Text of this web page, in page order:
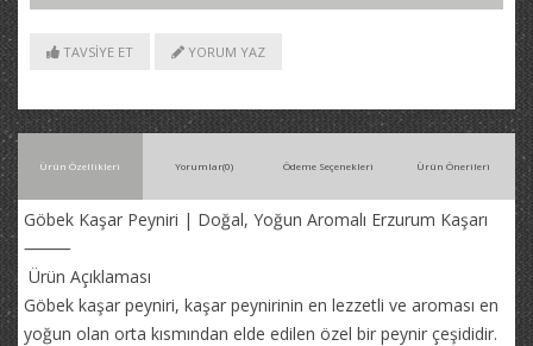
TAVSİYE ET YORUM YAZ
Ürün Özellikleri Yorumlar(0) Ödeme Seçenekleri Ürün Önerileri
Göbek Kaşar Peyniri | Doğal, Yoğun Aromalı Erzurum Kaşarı
⸻
Ürün Açıklaması
Göbek kaşar peyniri, kaşar peynirinin en lezzetli ve aroması en
yoğun olan orta kısmından elde edilen özel bir peynir çeşididir.